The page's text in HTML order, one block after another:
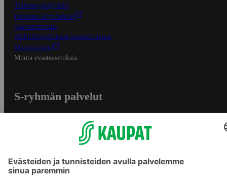
Tietosuojakäytäntö
Palvelun käyttöehdot
Saavutettavuus
Mobiilisovelluksen saavutettavuus
Mainostajalle
Muuta evästeasetuksia
S-ryhmän palvelut
S-ostoslista -sovellus
Prisma.fi
Sokos.fi